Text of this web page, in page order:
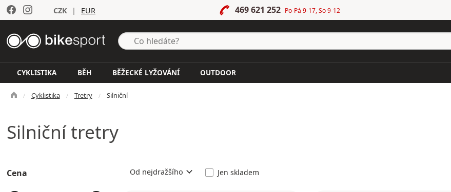
CZK | EUR 469 621 252 Po-Pá 9-17, So 9-12
CYKLISTIKA BĚH BĚŽECKÉ LYŽOVÁNÍ OUTDOOR
Cyklistika Tretry Silniční
Silniční tretry
Cena Od nejdražšího Jen skladem